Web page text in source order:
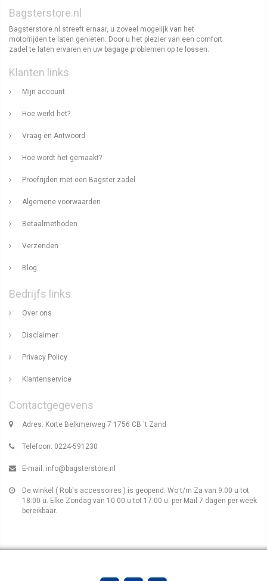
Bagsterstore.nl
Bagsterstore.nl streeft ernaar, u zoveel mogelijk van het
motorrijden te laten genieten. Door u het plezier van een comfort
zadel te laten ervaren en uw bagage problemen op te lossen.
Klanten links
Mijn account
Hoe werkt het?
Vraag en Antwoord
Hoe wordt het gemaakt?
Proefrijden met een Bagster zadel
Algemene voorwaarden
Betaalmethoden
Verzenden
Blog
Bedrijfs links
Over ons
Disclaimer
Privacy Policy
Klantenservice
Contactgegevens
Adres: Korte Belkmerweg 7 1756 CB 't Zand
Telefoon: 0224-591230
E-mail: info@bagsterstore.nl
De winkel ( Rob's accessoires ) is geopend: Wo t/m Za van 9.00 u tot
18.00 u. Elke Zondag van 10.00 u tot 17.00 u. per Mail 7 dagen per week
bereikbaar.